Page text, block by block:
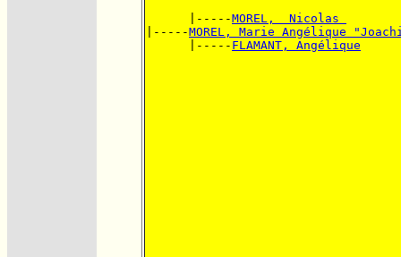
      |-----
MOREL,  Nicolas
|-----MOREL, Marie Angélique
      |-----
FLAMANT, Angélique